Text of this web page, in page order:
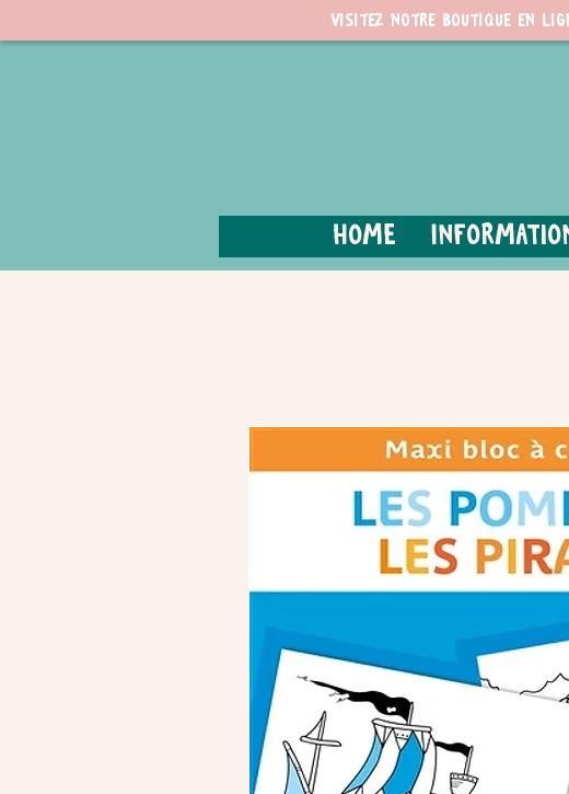
Visitez notre boutique en
Home